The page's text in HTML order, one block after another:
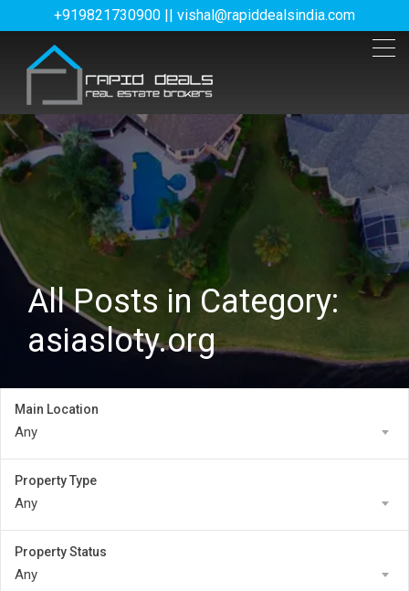
All Posts in Category:
asiasloty.org
Main Location
Any
Property Type
Any
Property Status
Any
+919821730900 || vishal@rapiddealsindia.com